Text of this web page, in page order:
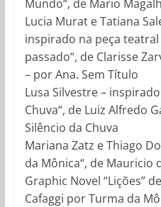
Mundo“, de Mario
Lucia Murat e Tatiana
inspirado na peça
passado“, de Clarisse
– por Ana. Sem Título
Lusa Silvestre –
Chuva“, de Luiz Alfredo
Silêncio da Chuva
Mariana Zatz e Thiago
da Mônica“, de Mauricio
Graphic Novel “Lições”
Cafaggi por Turma da